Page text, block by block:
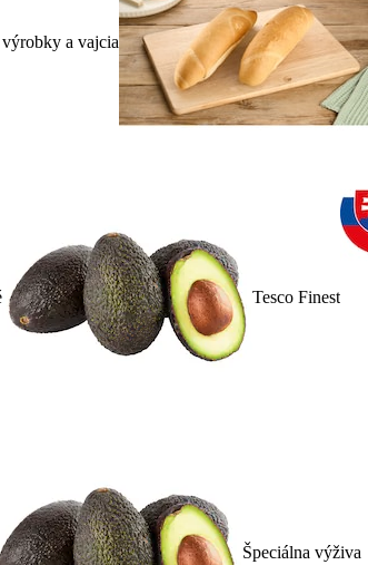
a vajcia
Tesco Finest
Špeciálna výživa